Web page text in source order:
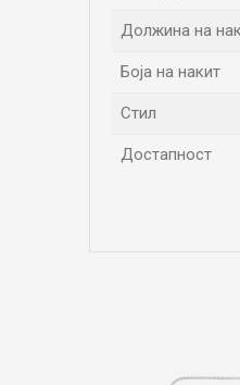
Должина на
Боја на накит
Стил
Достапност